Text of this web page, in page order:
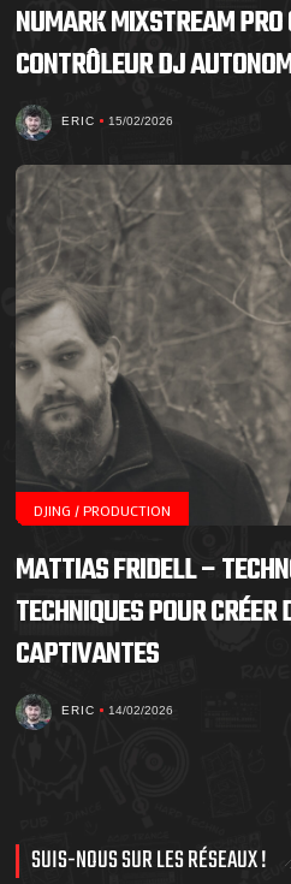
NUMARK MIXSTREAM
CONTRÔLEUR DJ
ERIC 15/02/2026
DJING / PRODUCTION
MATTIAS FRIDELL –
TECHNIQUES POUR CRÉER
CAPTIVANTES
ERIC 14/02/2026
SUIS-NOUS SUR LES RÉSEAUX !